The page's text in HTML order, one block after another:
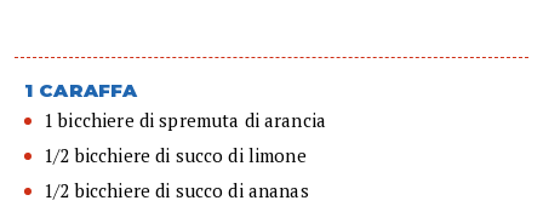
1 CARAFFA
1 bicchiere di spremuta di arancia
1/2 bicchiere di succo di limone
1/2 bicchiere di succo di ananas